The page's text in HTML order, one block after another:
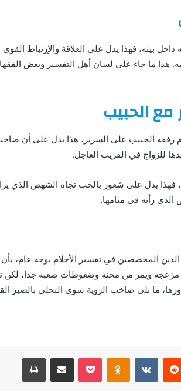
بيته، فهذا يدل على العلاقة والإرتباط
ما جاء على لسان أهل التفسير وبعض
مع الحبيب
رفقة الحبيب على السرير، هذا يدل على أن
للزواج في القريب العاجل.
فهذا يدل على شعور بالخب تجاه الشهص الذي
رأته في منامها.
الدين المخصصين في تفسير الأحلام بوجه عام،
ويمر من محنة وضغوطات صعبة جدا، لكن
ما تلى صاخب الرؤية سوى التحلي بالصبر
‏VKontakte بوكيت